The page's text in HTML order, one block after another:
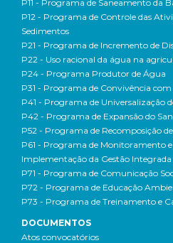
P11 - Programa de Saneamento da
P12 - Programa de Controle das
Sedimentos
P21 - Programa de Incremento de
P22 - Uso racional da água na
P24 - Programa Produtor de Água
P31 - Programa de Convivência com
P41 - Programa de Universalização
P42 - Programa de Expansão do
P52 - Programa de Recomposição
P61 - Programa de Monitoramento
Implementação da Gestão Integrada
P71 - Programa de Comunicação
P72 - Programa de Educação
P73 - Programa de Treinamento e
DOCUMENTOS
Atos convocatórios